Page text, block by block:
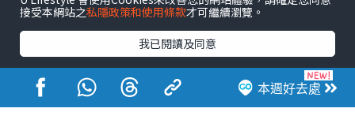
本週好去處
餐廳情報 戶外郊遊
熱門標籤
#UGO搵好去處 #人氣活動推介 #美食社群熱話
#親子玩樂好去處
#ULifestyle應用程式
#限時搶
#UJetso禮物放送
#ULifestyle商戶中心 #著數 #網絡熱話
接受本網站之私隱政策和使用條款才可繼續瀏覽。
我已閱讀及同意